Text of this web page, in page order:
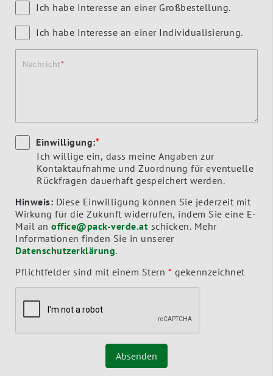
Ich habe Interesse an einer Großbestellung.
Ich habe Interesse an einer Individualisierung.
Nachricht
Einwilligung:*
Ich willige ein, dass meine Angaben zur
Kontaktaufnahme und Zuordnung für eventuelle
Rückfragen dauerhaft gespeichert werden.
Hinweis: Diese Einwilligung können Sie jederzeit mit
Wirkung für die Zukunft widerrufen, indem Sie eine E-
Mail an office@pack-verde.at
Informationen finden Sie in unserer
Datenschutzerklärung.
Pflichtfelder sind mit einem Stern * gekennzeichnet
Absenden